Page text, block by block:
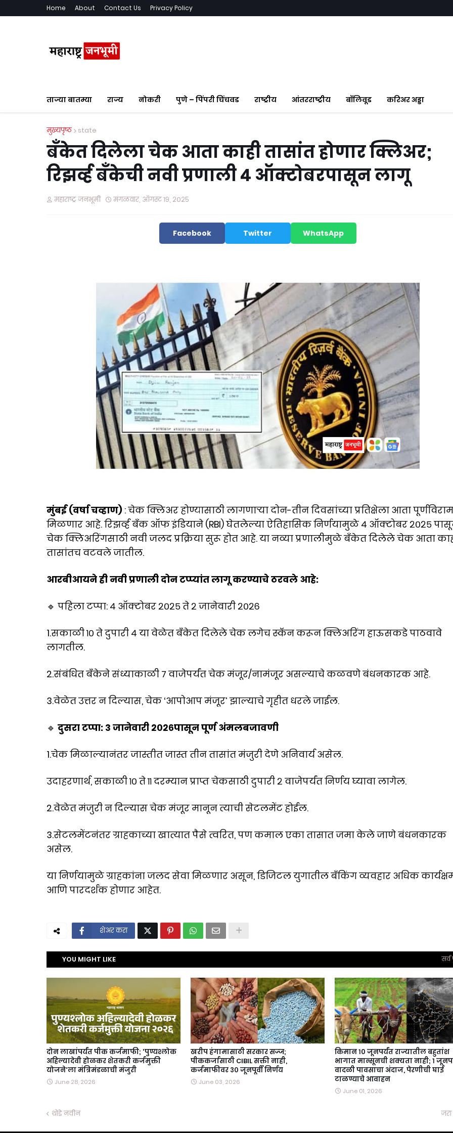
Home About Contact Us Privacy Policy
ताज्या बातम्या राज्य नोकरी पुणे – पिंपरी चिंचवड राष्ट्रीय आंतरराष्ट्रीय बॉलिवूड करिअर अड्डा
मुख्यपृष्ठ state
बँकेत दिलेला चेक आता काही तासांत होणार क्लिअर;
रिझर्व्ह बँकेची नवी प्रणाली ४ ऑक्टोबरपासून लागू
महाराष्ट्र जनभूमी मंगळवार, ऑगस्ट १९, २०२५
Facebook Twitter WhatsApp
मुंबई (वर्षा चव्हाण) : चेक क्लिअर होण्यासाठी लागणाऱ्या दोन-तीन दिवसांच्या प्रतिक्षेला आता पूर्णविराम
मिळणार आहे. रिझर्व्ह बँक ऑफ इंडियाने (RBI) घेतलेल्या ऐतिहासिक निर्णयामुळे ४ ऑक्टोबर २०२५
चेक क्लिअरिंगसाठी नवी जलद प्रक्रिया सुरू होत आहे. या नव्या प्रणालीमुळे बँकेत दिलेले चेक आता
तासांतच वटवले जातील.
आरबीआयने ही नवी प्रणाली दोन टप्प्यांत लागू करण्याचे ठरवले आहे:
🔹 पहिला टप्पा: ४ ऑक्टोबर २०२५ ते २ जानेवारी २०२६
1.सकाळी १० ते दुपारी ४ या वेळेत बँकेत दिलेले चेक लगेच स्कॅन करून क्लिअरिंग हाऊसकडे पाठवावे
लागतील.
2.संबंधित बँकेने संध्याकाळी ७ वाजेपर्यंत चेक मंजूर/नामंजूर असल्याचे कळवणे बंधनकारक आहे.
3.वेळेत उत्तर न दिल्यास, चेक ‘आपोआप मंजूर’ झाल्याचे गृहीत धरले जाईल.
🔹 दुसरा टप्पा: ३ जानेवारी २०२६पासून पूर्ण अंमलबजावणी
1.चेक मिळाल्यानंतर जास्तीत जास्त तीन तासांत मंजुरी देणे अनिवार्य असेल.
उदाहरणार्थ, सकाळी १० ते ११ दरम्यान प्राप्त चेकसाठी दुपारी २ वाजेपर्यंत निर्णय घ्यावा लागेल.
2.वेळेत मंजुरी न दिल्यास चेक मंजूर मानून त्याची सेटलमेंट होईल.
3.सेटलमेंटनंतर ग्राहकाच्या खात्यात पैसे त्वरित, पण कमाल एका तासात जमा केले जाणे बंधनकारक
असेल.
या निर्णयामुळे ग्राहकांना जलद सेवा मिळणार असून, डिजिटल युगातील बँकिंग व्यवहार अधिक
आणि पारदर्शक होणार आहेत.
शेअर करा
YOU MIGHT LIKE सर्व
दोन लाखांपर्यंत पीक कर्जमाफी; 'पुण्यश्लोक
अहिल्यादेवी होळकर शेतकरी कर्जमुक्ती
योजने'ला मंत्रिमंडळाची मंजुरी
June 28, 2026
खरीप हंगामासाठी सरकार सज्ज;
पीककर्जासाठी CIBIL सक्ती नाही,
कर्जमाफीवर ३० जूनपूर्वी निर्णय
June 03, 2026
किमान १० जूनपर्यंत राज्यातील बहुतांश
भागात मान्सूनची शक्यता नाही; १
वादळी पावसाचा अंदाज, पेरणीची घाई
टाळण्याचे आवाहन
June 01, 2026
थोडे नवीन